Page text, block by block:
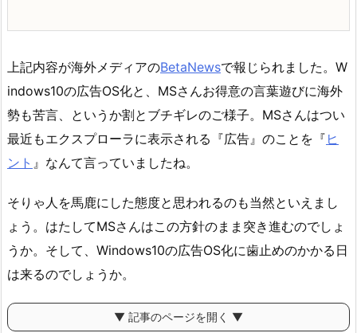
上記内容が海外メディアのBetaNewsで報じられました。W
indows10の広告OS化と、MSさんお得意の言葉遊びに海外
勢も苦言、というか割とブチギレのご様子。MSさんはつい
最近もエクスプローラに表示される『広告』のことを『 ヒ
ント 』なんて言っていましたね。
そりゃ人を馬鹿にした態度と思われるのも当然といえまし
ょう。はたしてMSさんはこの方針のまま突き進むのでしょ
うか。そして、Windows10の広告OS化に歯止めのかかる日
は来るのでしょうか。
▼ 記事のページを開く ▼